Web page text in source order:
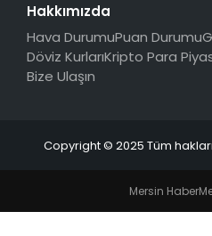
Hakkımızda
Hava DurumuPuan Durumu
Döviz KurlarıKripto Para
Bize Ulaşın
Copyright © 2025 Tüm hakları
Mersin Haber